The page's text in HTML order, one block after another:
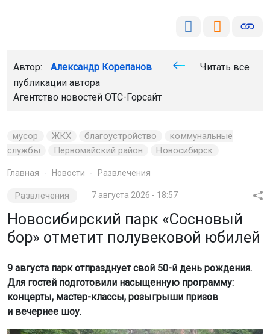
Автор: Александр Корепанов
Читать все
публикации автора
Агентство новостей ОТС-Горсайт
мусор ЖКХ благоустройство
коммунальные
службы
Первомайский район Новосибирск
Главная Новости Развлечения
Развлечения 7 августа 2026 - 18:57
Новосибирский парк «Сосновый
бор» отметит полувековой юбилей
9 августа парк отпразднует свой 50-й день рождения.
Для гостей подготовили насыщенную программу:
концерты, мастер-классы, розыгрыши призов
и вечернее шоу.